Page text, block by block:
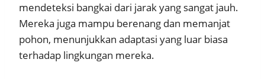
mendeteksi bangkai dari jarak yang sangat jauh.
Mereka juga mampu berenang dan memanjat
pohon, menunjukkan adaptasi yang luar biasa
terhadap lingkungan mereka.